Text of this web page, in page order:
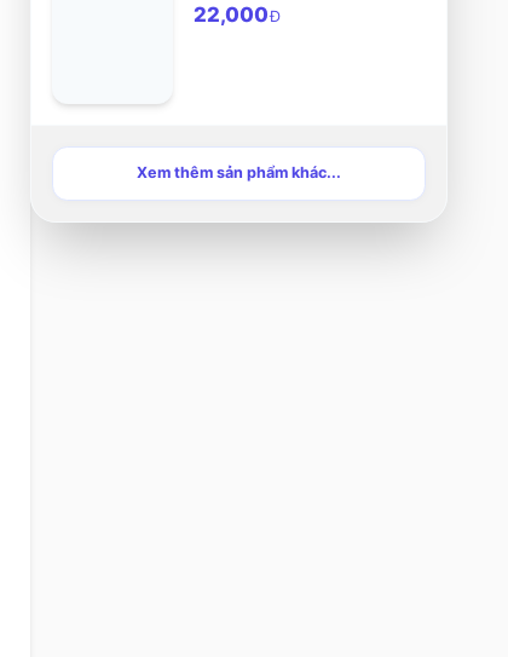
22,000Đ
Xem thêm sản phẩm khác...